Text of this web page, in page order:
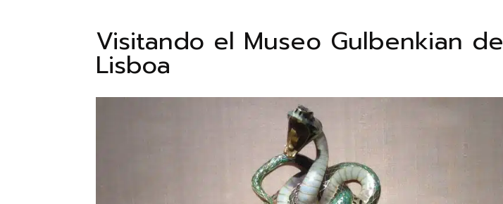
Visitando el Museo Gulbenkian de
Lisboa